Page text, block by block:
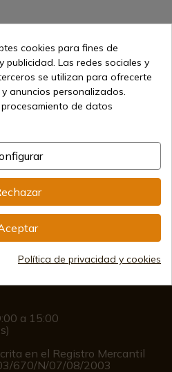
a 15:00
en el Registro Mercantil
670/N/07/08/2003
cookies para fines de
publicidad. Las redes sociales y
se utilizan para ofrecerte
anuncios personalizados.
de datos
Política de privacidad y cookies